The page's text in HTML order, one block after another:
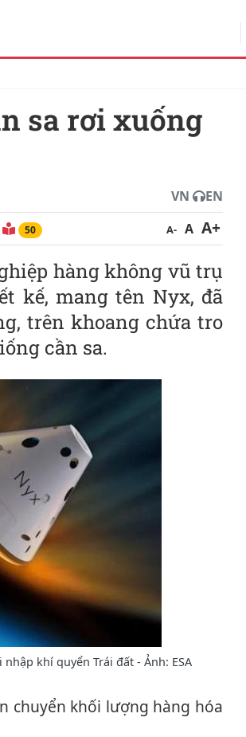
VN
EN
46 A- A A+
hàng không vũ trụ
kế, mang tên Nyx, đã
trên khoang chứa tro
cầ‌n s‌a.
khí quyển Trái đất - Ảnh: ESA
chuyển khối lượng hàng hóa